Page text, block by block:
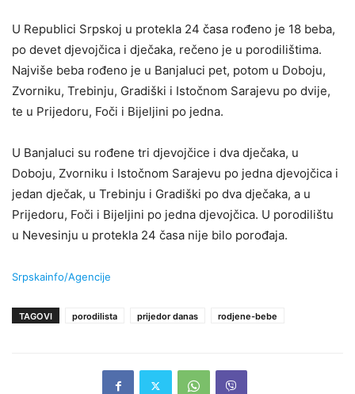
U Republici Srpskoj u protekla 24 časa rođeno je 18 beba,
po devet djevojčica i dječaka, rečeno je u porodilištima.
Najviše beba rođeno je u Banjaluci pet, potom u Doboju,
Zvorniku, Trebinju, Gradiški i Istočnom Sarajevu po dvije,
te u Prijedoru, Foči i Bijeljini po jedna.
U Banjaluci su rođene tri djevojčice i dva dječaka, u
Doboju, Zvorniku i Istočnom Sarajevu po jedna djevojčica i
jedan dječak, u Trebinju i Gradiški po dva dječaka, a u
Prijedoru, Foči i Bijeljini po jedna djevojčica. U porodilištu
u Nevesinju u protekla 24 časa nije bilo porođaja.
Srpskainfo/Agencije
TAGOVI porodilista prijedor danas rodjene-bebe